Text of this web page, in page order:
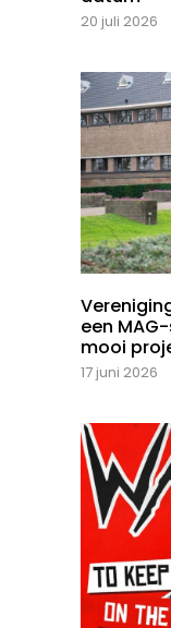
20 juli 2026
een
mooi
17 juni 2026